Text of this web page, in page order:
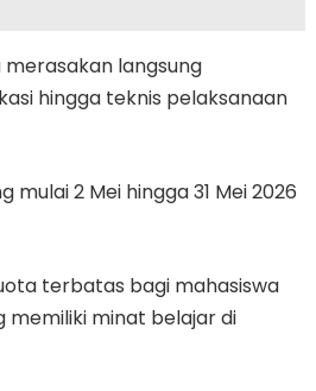
langsung
hingga teknis pelaksanaan
2 Mei hingga 31 Mei 2026
terbatas bagi mahasiswa
memiliki minat belajar di